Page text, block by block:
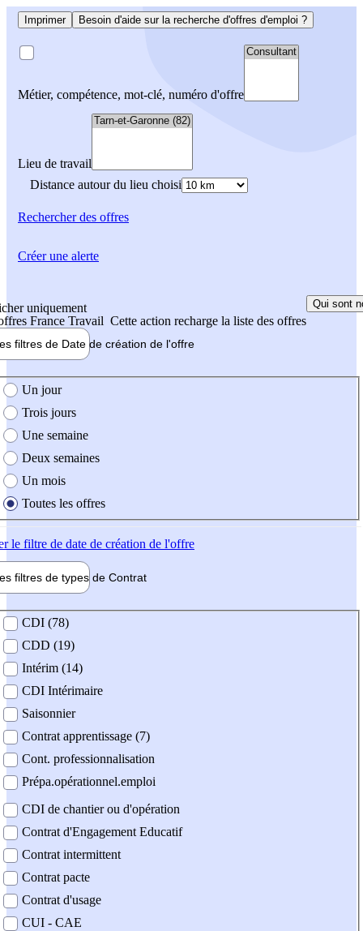
Imprimer Besoin d'aide sur la recherche d'offres d'emploi ?
Métier, compétence, mot-clé, numéro d'offre
Lieu de travail
Distance autour du lieu choisi
Rechercherdes offres
uniquement
France Travail Cette action recharge la liste des offres
Qui sont
filtres de Date de création de l'offre
création de l'offre
Un jour
Trois jours
Une semaine
Deux semaines
Un mois
Toutes les offres
le filtre de date de création de l'offre
filtres de types de Contrat
contrat
CDI (78)
CDD (19)
Intérim (14)
CDI Intérimaire
Saisonnier
Contrat apprentissage (7)
Cont. professionnalisation
Prépa.opérationnel.emploi
CDI de chantier ou d'opération
Contrat d'Engagement Educatif
Contrat intermittent
Contrat pacte
Contrat d'usage
CUI - CAE
Créer une alerte